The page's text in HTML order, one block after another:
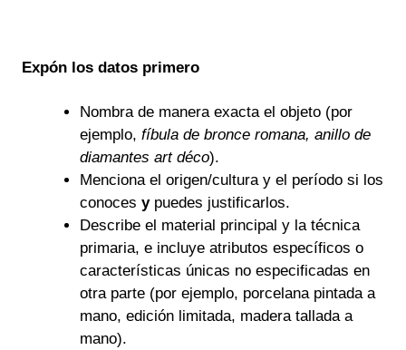
Expón los datos primero
Nombra de manera exacta el objeto (por
ejemplo, fíbula de bronce romana, anillo de
diamantes art déco).
Menciona el origen/cultura y el período si los
conoces ypuedes justificarlos.
Describe el material principal y la técnica
primaria, e incluye atributos específicos o
características únicas no especificadas en
otra parte (por ejemplo, porcelana pintada a
mano, edición limitada, madera tallada a
mano).